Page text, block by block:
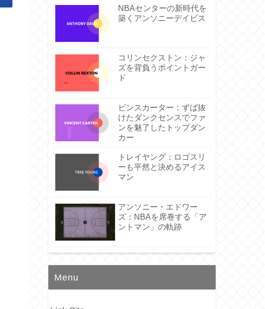
NBAセンターの新時代を
築くアンソニーデイビス
コリンセクストン：ジャ
ズを背負うポイントガー
ド
ビンスカーター：ずば抜
けたダンクセンスでファ
ンを魅了したトップダン
カー
トレイヤング：ロゴスリ
ーも平然と決めるアイス
マン
アンソニー・エドワー
ズ：NBAを席巻する「ア
ントマン」の軌跡
Menu